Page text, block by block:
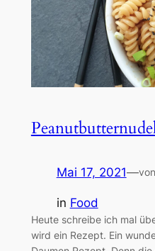
Mai 17, 2021—von
in Food
Heute schreibe ich mal
wird ein Rezept. Ein